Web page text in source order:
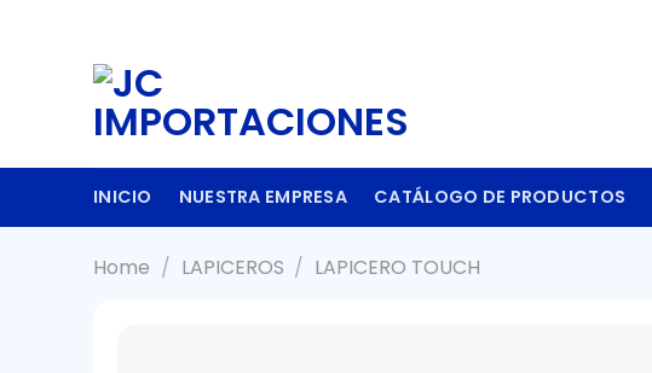
INICIO NUESTRA EMPRESA CATÁLOGO DE PRODUCTOS
Home / LAPICEROS / LAPICERO TOUCH